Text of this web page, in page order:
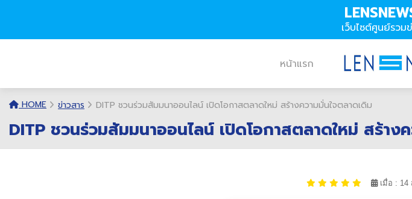
เว็บไซต์ศูนย์รวม
หน้าแรก
HOME ข่าวสาร DITP ชวนร่วมสัมมนาออนไลน์ เปิดโอกาสตลาดใหม่ สร้างความมั่นใจตลาดเดิม
DITP ชวนร่วมสัมมนาออนไลน์ เปิดโอกาสตลาดใหม่ สร้าง
เมื่อ : 14